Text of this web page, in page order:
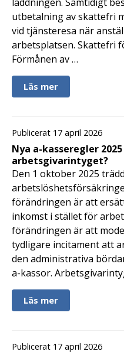
utbetalning av skattefri
vid tjänsteresa när
arbetsplatsen. Skattefri
Förmånen av …
Läs mer
Publicerat 17 april 2026
Nya a-kasseregler
arbetsgivarintyget?
Den 1 oktober 2025
förändringen är att
inkomst i stället för
förändringen är att
tydligare incitament att
den administrativa
a-kassor.
Läs mer
Publicerat 17 april 2026